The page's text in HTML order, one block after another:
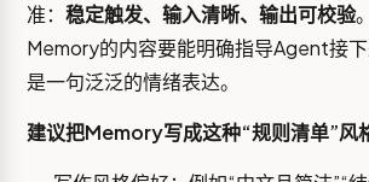
准： 稳定触发、输入清晰、输出可校验
Memory的内容要能明确指导Agent接
是一句泛泛的情绪表达。
建议把Memory写成这种“规则清单”风